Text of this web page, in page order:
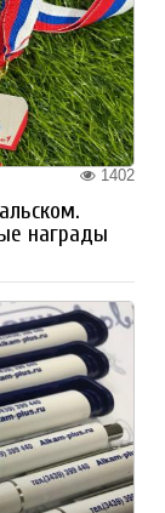
1402
награды